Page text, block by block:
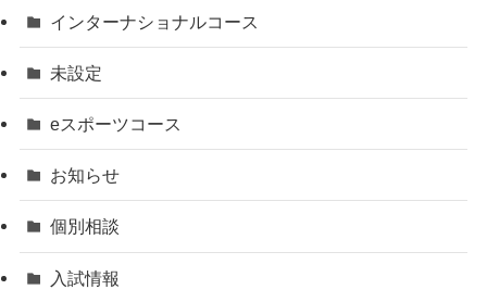
インターナショナルコース
未設定
eスポーツコース
お知らせ
個別相談
入試情報